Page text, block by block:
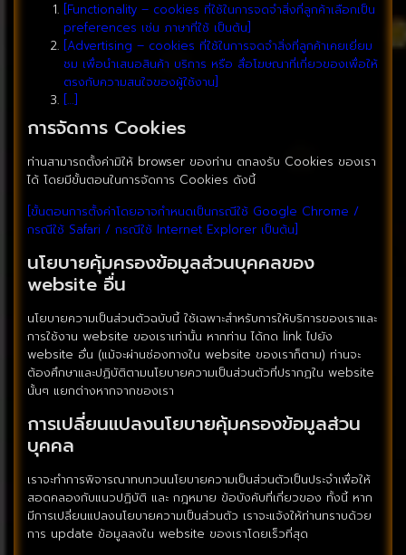
[Functionality – cookies ที่ใช้ในการจดจำสิ่งที่ลูกค้าเลือกเป็น
preferences เช่น ภาษาที่ใช้ เป็นต้น]
[Advertising – cookies ที่ใช้ในการจดจำสิ่งที่ลูกค้าเคยเยี่ยม
ชม เพื่อนำเสนอสินค้า บริการ หรือ สื่อโฆษณาที่เกี่ยวของเพื่อให้
ตรงกับความสนใจของผู้ใช้งาน]
[…]
การจัดการ Cookies
ท่านสามารถตั้งค่ามิให้ browser ของท่าน ตกลงรับ Cookies ของเรา
ได้ โดยมีขั้นตอนในการจัดการ Cookies ดังนี้
[ขั้นตอนการตั้งค่าโดยอาจกำหนดเป็นกรณีใช้ Google Chrome /
กรณีใช้ Safari / กรณีใช้ Internet Explorer เป็นต้น]
นโยบายคุ้มครองข้อมูลส่วนบุคคลของ
website อื่น
นโยบายความเป็นส่วนตัวฉบับนี้ ใช้เฉพาะสำหรับการให้บริการของเราและ
การใช้งาน website ของเราเท่านั้น หากท่าน ได้กด link ไปยัง
website อื่น (แม้จะผ่านช่องทางใน website ของเราก็ตาม) ท่านจะ
ต้องศึกษาและปฏิบัติตามนโยบายความเป็นส่วนตัวที่ปรากฏใน website
นั้นๆ แยกต่างหากจากของเรา
การเปลี่ยนแปลงนโยบายคุ้มครองข้อมูลส่วน
บุคคล
เราจะทำการพิจารณาทบทวนนโยบายความเป็นส่วนตัวเป็นประจำเพื่อให้
สอดคลองกับแนวปฏิบัติ และ กฎหมาย ข้อบังคับที่เกี่ยวของ ทั้งนี้ หาก
มีการเปลี่ยนแปลงนโยบายความเป็นส่วนตัว เราจะแจ้งให้ท่านทราบด้วย
การ update ข้อมูลลงใน website ของเราโดยเร็วที่สุด